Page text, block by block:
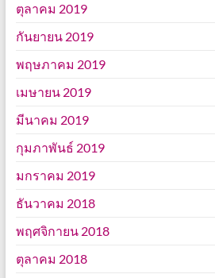
ตุลาคม 2019
กันยายน 2019
พฤษภาคม 2019
เมษายน 2019
มีนาคม 2019
กุมภาพันธ์ 2019
มกราคม 2019
ธันวาคม 2018
พฤศจิกายน 2018
ตุลาคม 2018